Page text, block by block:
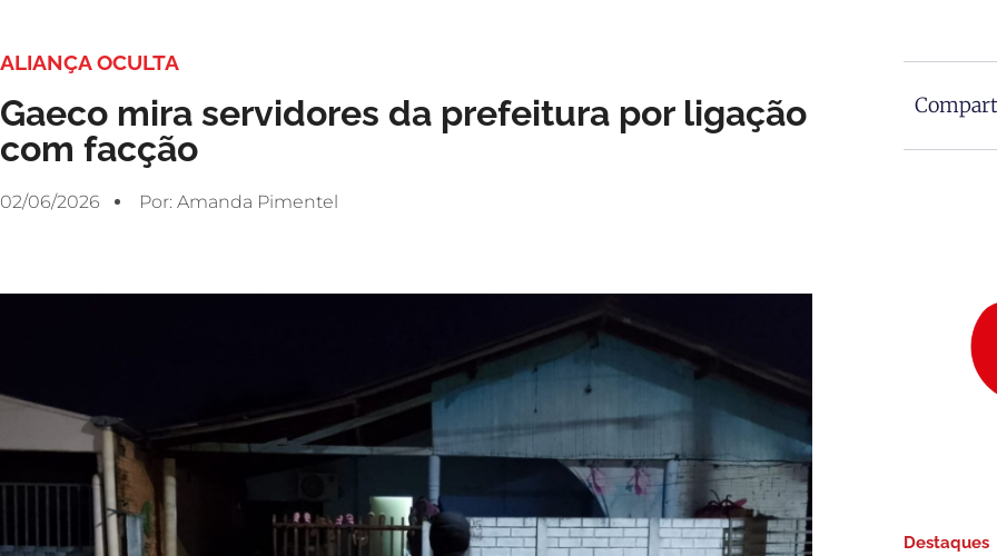
ALIANÇA OCULTA
Gaeco mira servidores da prefeitura por ligação
com facção
02/06/2026 Por: Amanda Pimentel
Destaques